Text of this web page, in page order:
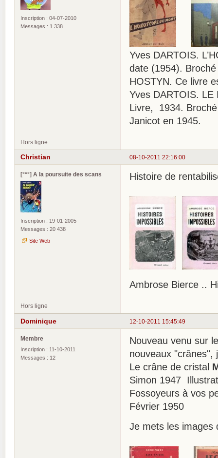
Inscription : 04-07-2010
Messages : 1 338
Yves DARTOIS.
date (1954).
HOSTYN. Ce livre
Yves DARTOIS. LE
Livre, 1934.
Janicot en 1945.
Hors ligne
08-10-2011 22:16:00
Christian
[°*°] A la poursuite des scans
Inscription : 19-01-2005
Messages : 20 438
Site Web
Histoire de
Ambrose Bierce ..
Hors ligne
12-10-2011 15:45:49
Dominique
Membre
Inscription : 11-10-2011
Messages : 12
Nouveau venu sur
nouveaux "crânes",
Le crâne de cristal
Simon 1947
Fossoyeurs à vos
Février 1950
Je mets les images